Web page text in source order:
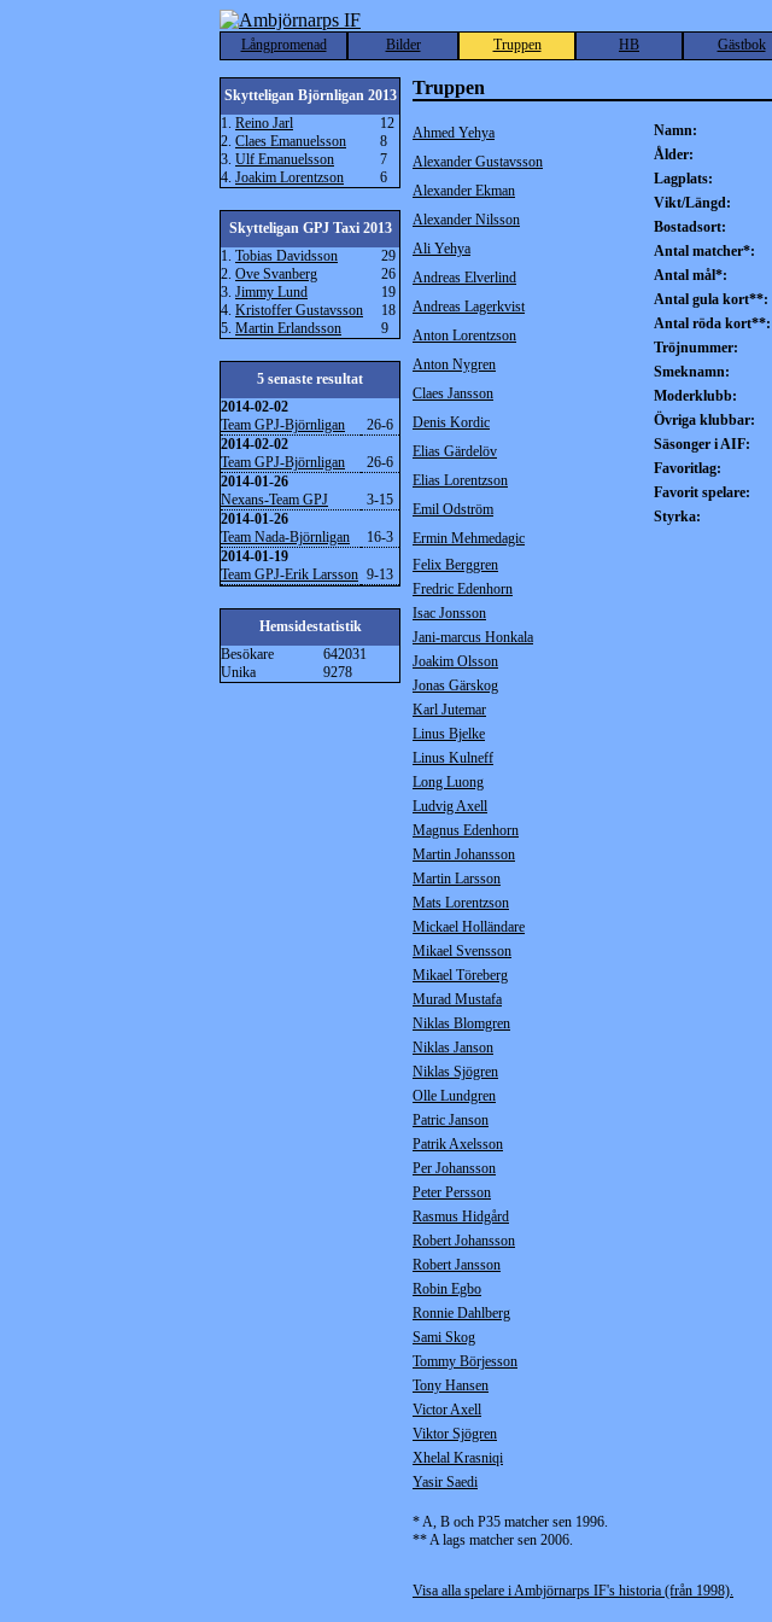
Långpromenad Bilder Truppen HB Gästbok
Skytteligan Björnligan 2013
1. Reino Jarl
12
2. Claes Emanuelsson
8
3. Ulf Emanuelsson
7
4. Joakim Lorentzson 6
Skytteligan GPJ Taxi 2013
1. Tobias Davidsson
29
2. Ove Svanberg
26
3. Jimmy Lund
19
4. Kristoffer Gustavsson
18
5. Martin Erlandsson 9
5 senaste resultat
2014-02-02
Team GPJ-Björnligan
26-6
2014-02-02
Team GPJ-Björnligan
26-6
2014-01-26
Nexans-Team GPJ
3-15
2014-01-26
Team Nada-Björnligan
16-3
2014-01-19
Team GPJ-Erik Larsson 9-13
Hemsidestatistik
Besökare
642031
Unika
9278
Truppen
Ahmed Yehya Namn:
Ålder:
Lagplats:
Vikt/Längd:
Bostadsort:
Antal matcher*:
Antal mål*:
Antal gula kort**:
Antal röda kort**:
Tröjnummer:
Smeknamn:
Moderklubb:
Övriga klubbar:
Säsonger i AIF:
Favoritlag:
Favorit spelare:
Styrka:
Alexander Gustavsson
Alexander Ekman
Alexander Nilsson
Ali Yehya
Andreas Elverlind
Andreas Lagerkvist
Anton Lorentzson
Anton Nygren
Claes Jansson
Denis Kordic
Elias Gärdelöv
Elias Lorentzson
Emil Odström
Ermin Mehmedagic
Felix Berggren
Fredric Edenhorn
Isac Jonsson
Jani-marcus Honkala
Joakim Olsson
Jonas Gärskog
Karl Jutemar
Linus Bjelke
Linus Kulneff
Long Luong
Ludvig Axell
Magnus Edenhorn
Martin Johansson
Martin Larsson
Mats Lorentzson
Mickael Holländare
Mikael Svensson
Mikael Töreberg
Murad Mustafa
Niklas Blomgren
Niklas Janson
Niklas Sjögren
Olle Lundgren
Patric Janson
Patrik Axelsson
Per Johansson
Peter Persson
Rasmus Hidgård
Robert Johansson
Robert Jansson
Robin Egbo
Ronnie Dahlberg
Sami Skog
Tommy Börjesson
Tony Hansen
Victor Axell
Viktor Sjögren
Xhelal Krasniqi
Yasir Saedi
* A, B och P35 matcher sen 1996.
** A lags matcher sen 2006.
Visa alla spelare i Ambjörnarps IF's historia (från 1998).